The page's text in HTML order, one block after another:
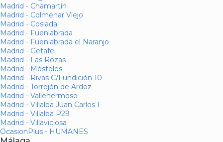
Madrid - Chamartín
Madrid - Colmenar Viejo
Madrid - Coslada
Madrid - Fuenlabrada
Madrid - Fuenlabrada el Naranjo
Madrid - Getafe
Madrid - Las Rozas
Madrid - Móstoles
Madrid - Rivas C/Fundición 10
Madrid - Torrejón de Ardoz
Madrid - Vallehermoso
Madrid - Villalba Juan Carlos I
Madrid - Villalba P29
Madrid - Villaviciosa
OcasionPlus - HUMANES